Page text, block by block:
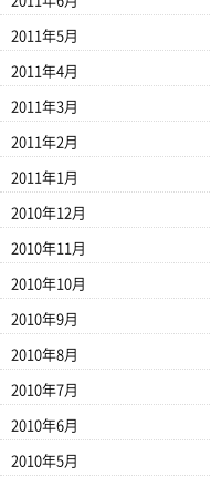
2011年5月
2011年4月
2011年3月
2011年2月
2011年1月
2010年12月
2010年11月
2010年10月
2010年9月
2010年8月
2010年7月
2010年6月
2010年5月